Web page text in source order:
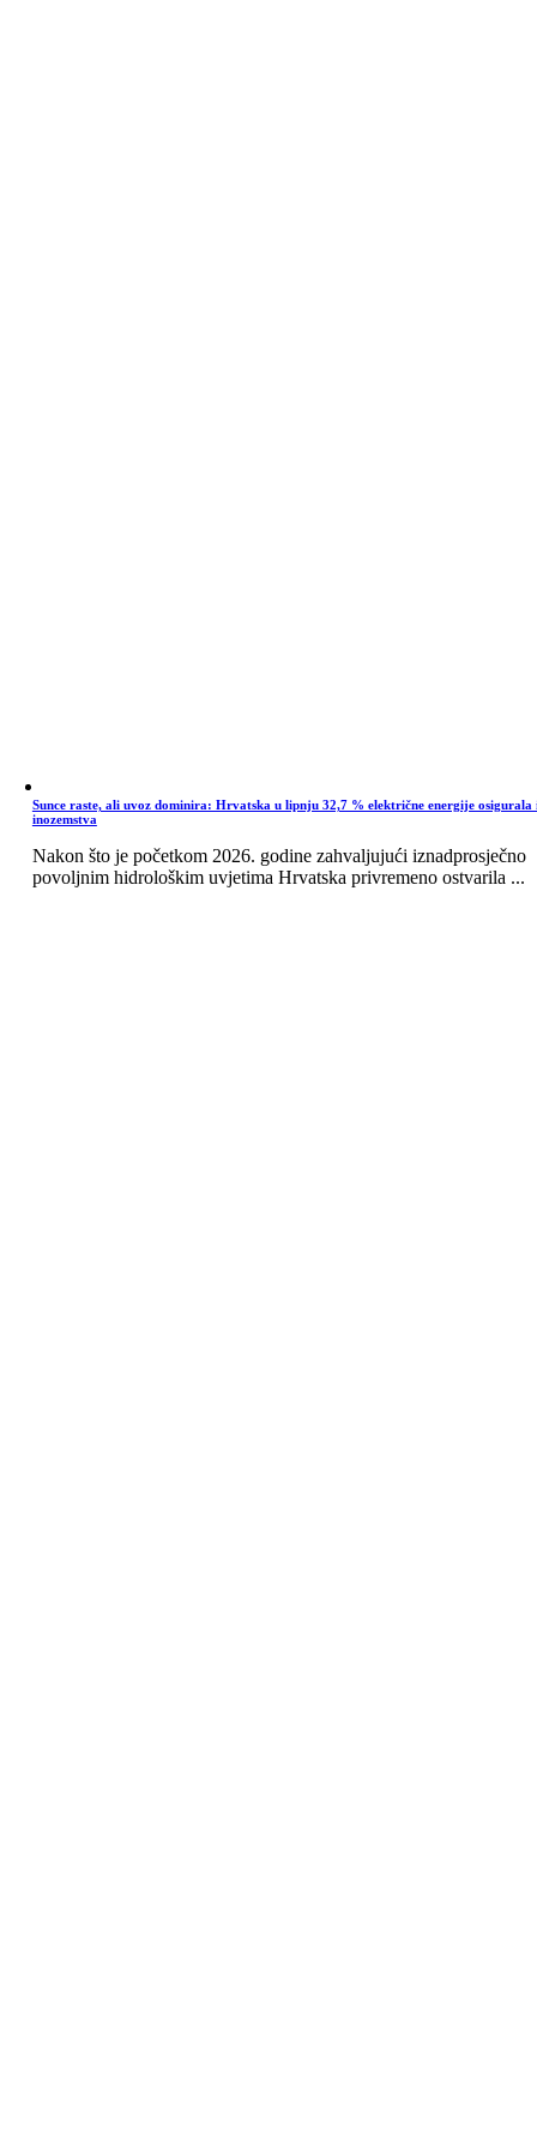
Sunce raste, ali uvoz dominira: Hrvatska u lipnju 32,7 % električne energije osigurala
inozemstva
Nakon što je početkom 2026. godine zahvaljujući iznadprosječno
povoljnim hidrološkim uvjetima Hrvatska privremeno ostvarila ...